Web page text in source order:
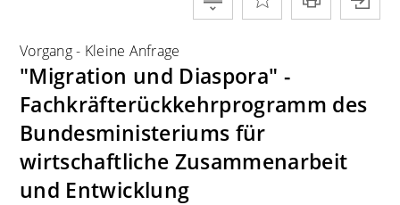
Vorgang- Kleine Anfrage
"Migration und Diaspora" -
Fachkräfterückkehrprogramm des
Bundesministeriums für
wirtschaftliche Zusammenarbeit
und Entwicklung